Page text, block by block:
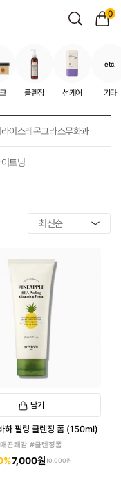
0
클렌징 선케어
etc.
기타
라이스레몬그라스무화과
트닝
담기
하 필링 클렌징 폼 (150ml)
매끈쾌감 #클렌징폼
7,000원10,000원